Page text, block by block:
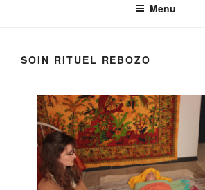
Menu
SOIN RITUEL REBOZO